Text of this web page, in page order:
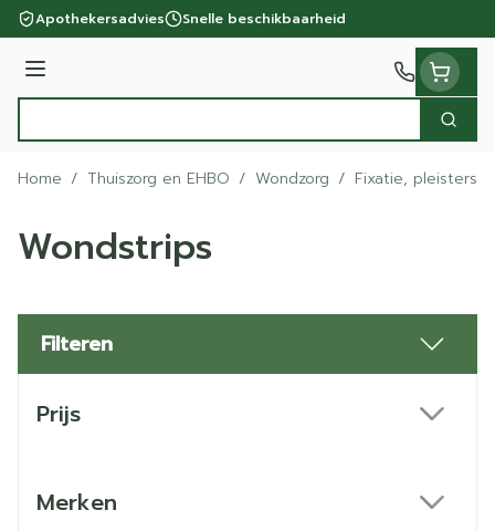
Ga naar de inhoud
Apothekersadvies Snelle beschikbaarheid
Menu
Zoek
Home / Thuiszorg en EHBO / Wondzorg / Fixatie, pleisters
Wondstrips
Filteren
Prijs
Merken